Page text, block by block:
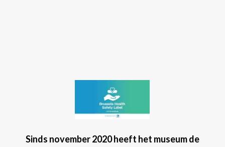
Sinds november 2020 heeft het museum de